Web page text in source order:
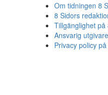
Om tidningen 8
8 Sidors
Tillgänglighet på
Ansvarig
Privacy policy